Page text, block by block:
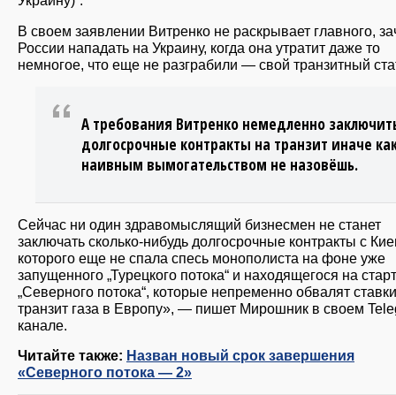
В своем заявлении Витренко не раскрывает главного,
России нападать на Украину, когда она утратит даже то
немногое, что еще не разграбили — свой транзитный
А требования Витренко немедленно
долгосрочные контракты на транзит иначе
наивным вымогательством не назовёшь.
Сейчас ни один здравомыслящий бизнесмен не станет
заключать сколько-нибудь долгосрочные контракты с
которого еще не спала спесь монополиста на фоне уже
запущенного „Турецкого потока“ и находящегося на
„Северного потока“, которые непременно обвалят
транзит газа в Европу», — пишет Мирошник в своем
канале.
Читайте также: Назван новый срок завершения
«Северного потока — 2»